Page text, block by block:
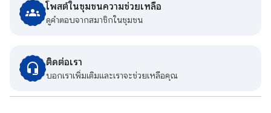
โพสต์ในชุมชนความช่วยเหลือ
ดูคําตอบจากสมาชิกในชุมชน
ติดต่อเรา
บอกเราเพิ่มเติมและเราจะช่วยเหลือคุณ